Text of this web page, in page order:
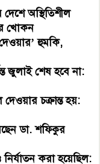
অস্থিতিশীল
খোকন
হুমকি,
জুলাই শেষ হবে না:
চক্রান্ত হয়:
ডা. শফিকুর
করা হয়েছিল: